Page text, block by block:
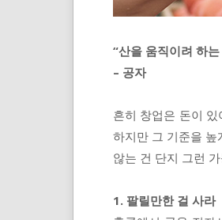
“산을 움직이려 하
– 공자
흔히 창업은 돈이
하지만 그 기준을 높
않는 건 단지 그런
1. 팔릴만한 걸 사라